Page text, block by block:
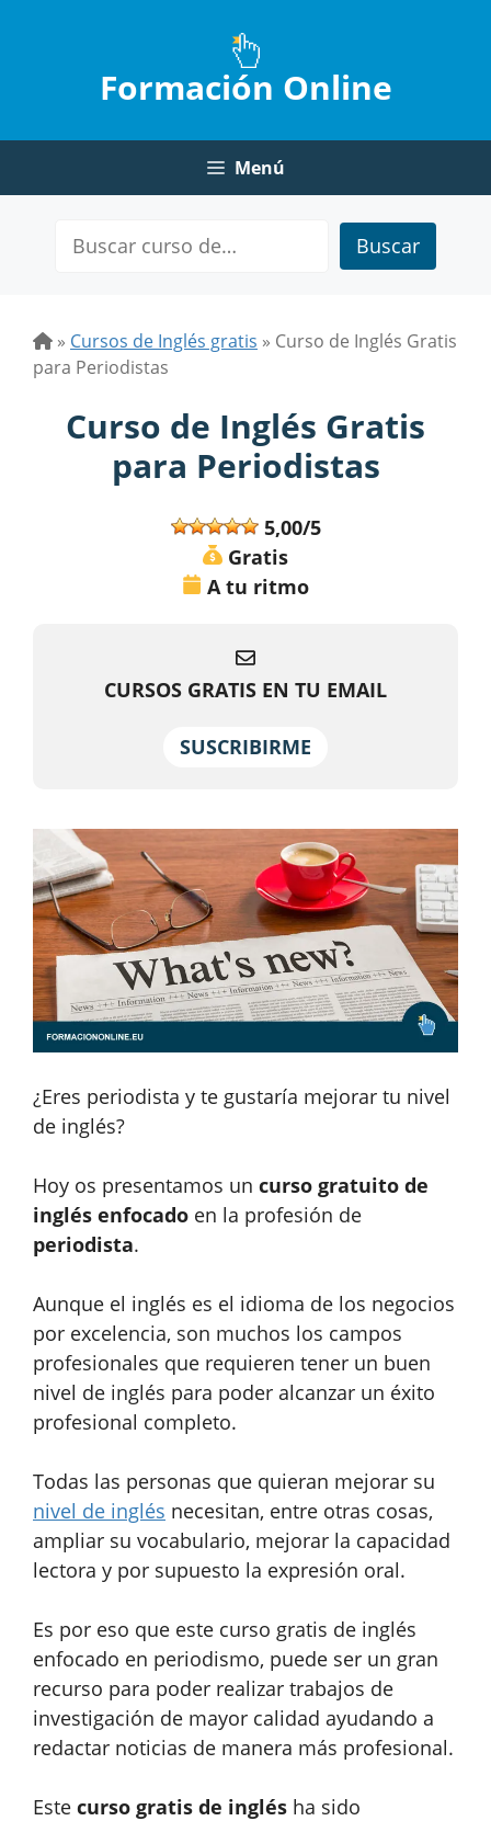
Formación Online
Menú
Buscar
» Cursos de Inglés gratis » Curso de Inglés Gratis
para Periodistas
Curso de Inglés Gratis
para Periodistas
5,00/5
Gratis
A tu ritmo
CURSOS GRATIS EN TU EMAIL
SUSCRIBIRME
¿Eres periodista y te gustaría mejorar tu nivel
de inglés?
Hoy os presentamos un curso gratuito de
inglés enfocado en la profesión de
periodista.
Aunque el inglés es el idioma de los negocios
por excelencia, son muchos los campos
profesionales que requieren tener un buen
nivel de inglés para poder alcanzar un éxito
profesional completo.
Todas las personas que quieran mejorar su
nivel de inglés necesitan, entre otras cosas,
ampliar su vocabulario, mejorar la capacidad
lectora y por supuesto la expresión oral.
Es por eso que este curso gratis de inglés
enfocado en periodismo, puede ser un gran
recurso para poder realizar trabajos de
investigación de mayor calidad ayudando a
redactar noticias de manera más profesional.
Este curso gratis de inglés ha sido